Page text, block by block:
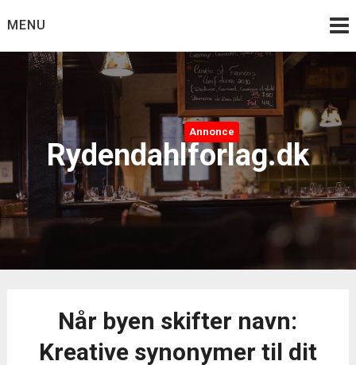
toMENU
Annonce
Rydendahlforlag.dk
Når byen skifter navn:
Kreative synonymer til dit